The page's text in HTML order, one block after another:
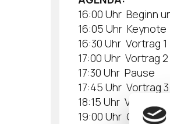
16:00 Uhr Beginn
16:05 Uhr Keynote
16:30 Uhr Vortrag 1
17:00 Uhr Vortrag 2
17:30 Uhr Pause
17:45 Uhr Vortrag 3
18:15 Uhr Vortrag 4
19:00 Uhr Grill